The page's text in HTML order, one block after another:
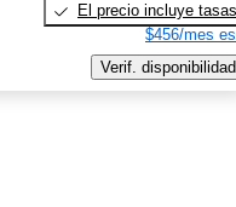
El precio incluye tasas
$456/mes
Verif. disponibilidad